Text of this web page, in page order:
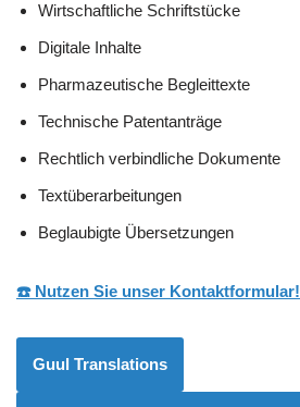
Wirtschaftliche Schriftstücke
Digitale Inhalte
Pharmazeutische Begleittexte
Technische Patentanträge
Rechtlich verbindliche Dokumente
Textüberarbeitungen
Beglaubigte Übersetzungen
☎️ Nutzen Sie unser Kontaktformular!
Guul Translations